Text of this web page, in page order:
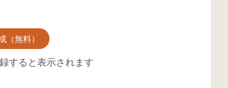
（無料）
すると表示されます